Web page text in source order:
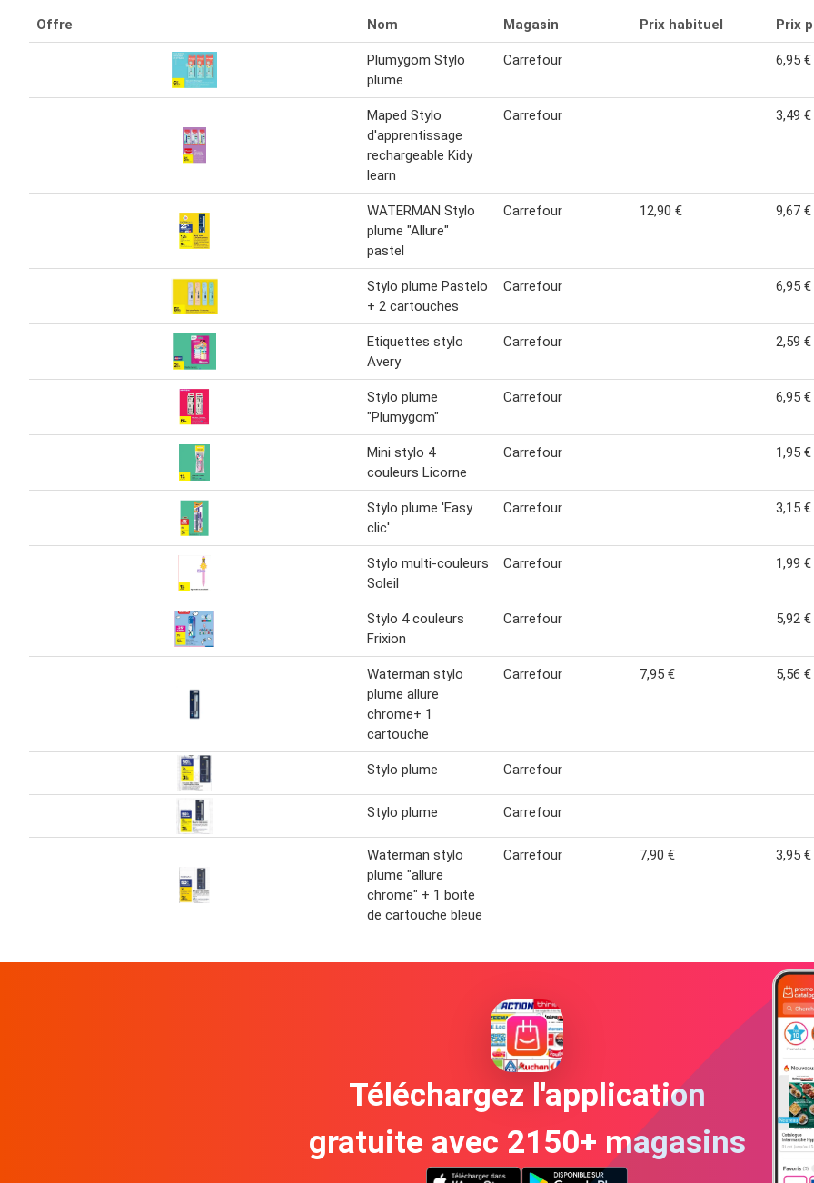
Offre Nom Magasin Prix habituel Prix
Plumygom Stylo
plume
Carrefour 6,95 €
Maped Stylo
d'apprentissage
rechargeable Kidy
learn
Carrefour 3,49 €
WATERMAN Stylo
plume "Allure"
pastel
Carrefour 12,90 € 9,67 €
Stylo plume Pastelo
+ 2 cartouches
Carrefour 6,95 €
Etiquettes stylo
Avery
Carrefour 2,59 €
Stylo plume
"Plumygom"
Carrefour 6,95 €
Mini stylo 4
couleurs Licorne
Carrefour 1,95 €
Stylo plume 'Easy
clic'
Carrefour 3,15 €
Stylo multi-couleurs
Soleil
Carrefour 1,99 €
Stylo 4 couleurs
Frixion
Carrefour 5,92 €
Waterman stylo
plume allure
chrome+ 1
cartouche
Carrefour 7,95 € 5,56 €
Stylo plume Carrefour
Stylo plume Carrefour
Waterman stylo
plume "allure
chrome" + 1 boite
de cartouche bleue
Carrefour 7,90 € 3,95 €
Téléchargez l'application
gratuite avec 2150+ magasins